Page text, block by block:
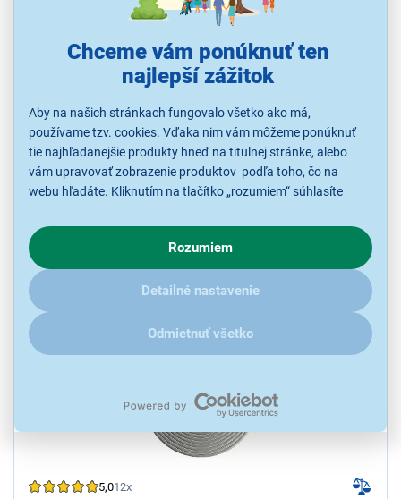
Chceme vám ponúknuť ten
najlepší zážitok
Aby na našich stránkach fungovalo všetko ako má,
používame tzv. cookies. Vďaka nim vám môžeme ponúknuť
tie najhľadanejšie produkty hneď na titulnej stránke, alebo
vám upravovať zobrazenie produktov podľa toho, čo na
webu hľadáte. Kliknutím na tlačítko „rozumiem“ súhlasíte
o chovaní na webe pre zobrazovaní cielených reklám.
V prípade že vás zaujímajú detaily, ako u nás s cookies a
ďalšími údaji pracujeme, kliknitesem.
Rozumiem
Detailné nastavenie
Odmietnuť všetko
4,86x
Yenkee YCT 120
kompatibilita, prenos dát až 1 000 Mb/s, pásmo s frekvenciou 100
MHz
K vyzdvihnutiu do 15 minút
v 67 predajniach
15,99 €
5,012x